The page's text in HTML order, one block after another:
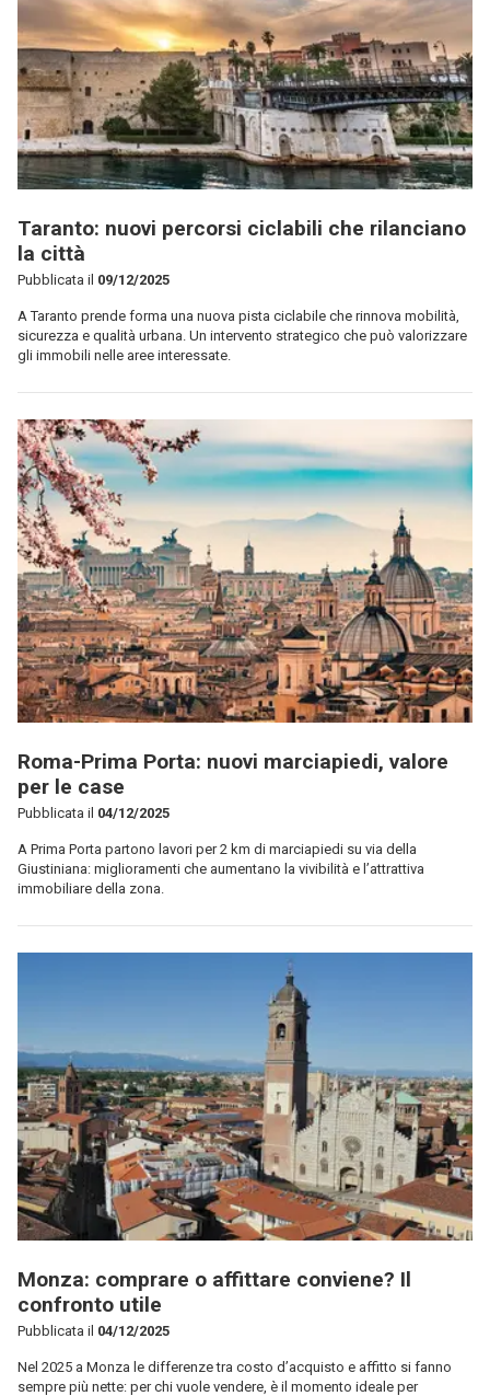
Taranto: nuovi percorsi ciclabili che rilanciano
la città
Pubblicata il 09/12/2025
A Taranto prende forma una nuova pista ciclabile che rinnova mobilità,
sicurezza e qualità urbana. Un intervento strategico che può valorizzare
gli immobili nelle aree interessate.
Roma-Prima Porta: nuovi marciapiedi, valore
per le case
Pubblicata il 04/12/2025
A Prima Porta partono lavori per 2 km di marciapiedi su via della
Giustiniana: miglioramenti che aumentano la vivibilità e l’attrattiva
immobiliare della zona.
Monza: comprare o affittare conviene? Il
confronto utile
Pubblicata il 04/12/2025
Nel 2025 a Monza le differenze tra costo d’acquisto e affitto si fanno
sempre più nette: per chi vuole vendere, è il momento ideale per